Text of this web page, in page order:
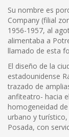
Su nombre es
Company (filial
1956-1957, al
alimentaba a
llamado de esta
El diseño de la
estadounidense
trazado de
anfiteatro- hacia
homogeneidad
urbano y
Posada, con